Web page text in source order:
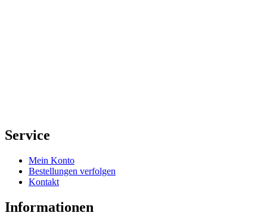
Service
Mein Konto
Bestellungen verfolgen
Kontakt
Informationen